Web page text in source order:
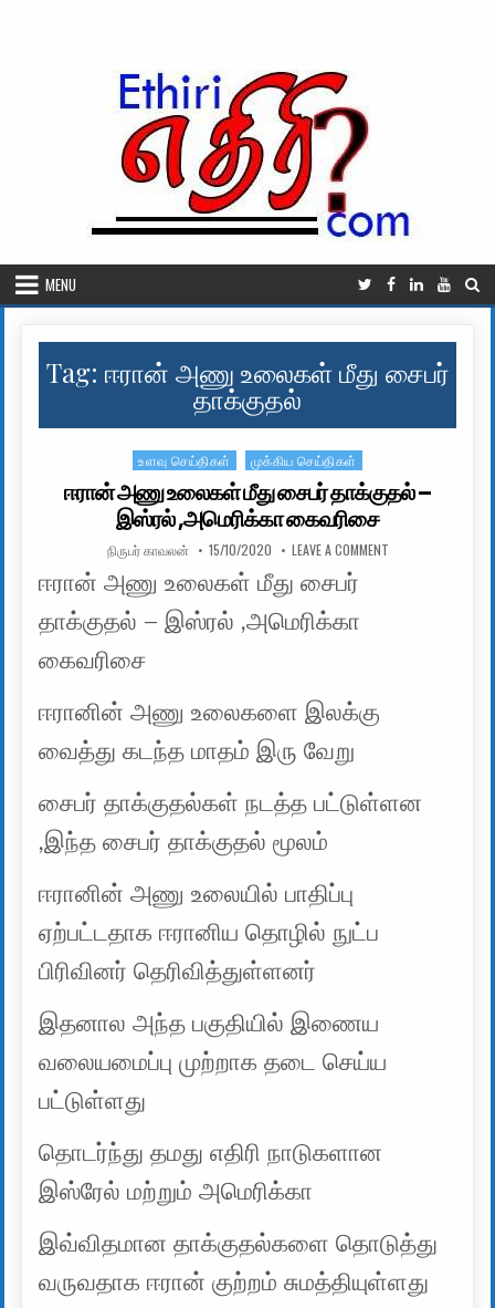
MENU
Tag: ஈரான் அணு உலைகள் மீது சைபர்
தாக்குதல்
Posted in
உளவு செய்திகள் முக்கிய செய்திகள்
ஈரான் அணு உலைகள் மீது சைபர் தாக்குதல் –
இஸ்ரல் ,அமெரிக்கா கைவரிசை
AUTHOR:
நிருபர் காவலன் PUBLISHED DATE:
15/10/2020 LEAVE A COMMENTON ஈரான் அணு
ஈரான் அணு உலைகள் மீது சைபர்
தாக்குதல் – இஸ்ரல் ,அமெரிக்கா
கைவரிசை
ஈரானின் அணு உலைகளை இலக்கு
வைத்து கடந்த மாதம் இரு வேறு
சைபர் தாக்குதல்கள் நடத்த பட்டுள்ளன
,இந்த சைபர் தாக்குதல் மூலம்
ஈரானின் அணு உலையில் பாதிப்பு
ஏற்பட்டதாக ஈரானிய தொழில் நுட்ப
பிரிவினர் தெரிவித்துள்ளனர்
இதனால அந்த பகுதியில் இணைய
வலையமைப்பு முற்றாக தடை செய்ய
பட்டுள்ளது
தொடர்ந்து தமது எதிரி நாடுகளான
இஸ்ரேல் மற்றும் அமெரிக்கா
இவ்விதமான தாக்குதல்களை தொடுத்து
வருவதாக ஈரான் குற்றம் சுமத்தியுள்ளது